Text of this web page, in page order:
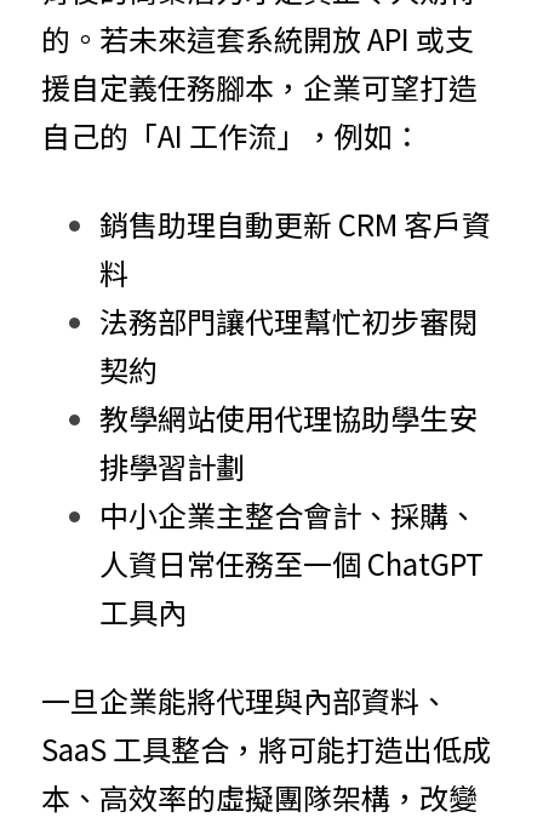
的。 若未來這套系統開放 API 或支
援自定義任務腳本，企業可望打造
自己的「AI 工作流」，例如：
銷售助理自動更新 CRM 客戶資
料
法務部門讓代理幫忙初步審閱
契約
教學網站使用代理協助學生安
排學習計劃
中小企業主整合會計、採購、
人資日常任務至一個 ChatGPT
工具內
一旦企業能將代理與內部資料、
SaaS 工具整合，將可能打造出低成
本、高效率的虛擬團隊架構，改變